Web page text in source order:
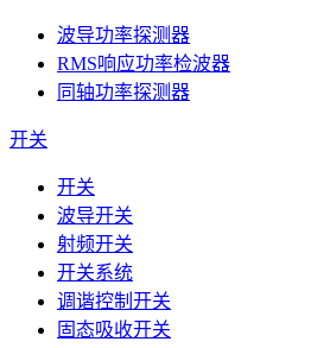
波导功率探测器
RMS响应功率检波器
同轴功率探测器
开关
开关
波导开关
射频开关
开关系统
调谐控制开关
固态吸收开关